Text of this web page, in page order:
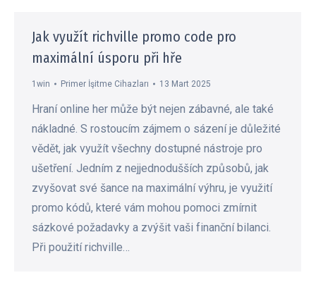
Jak využít richville promo code pro
maximální úsporu při hře
1win Primer İşitme Cihazları 13 Mart 2025
Hraní online her může být nejen zábavné, ale také
nákladné. S rostoucím zájmem o sázení je důležité
vědět, jak využít všechny dostupné nástroje pro
ušetření. Jedním z nejjednodušších způsobů, jak
zvyšovat své šance na maximální výhru, je využití
promo kódů, které vám mohou pomoci zmírnit
sázkové požadavky a zvýšit vaši finanční bilanci.
Při použití richville…